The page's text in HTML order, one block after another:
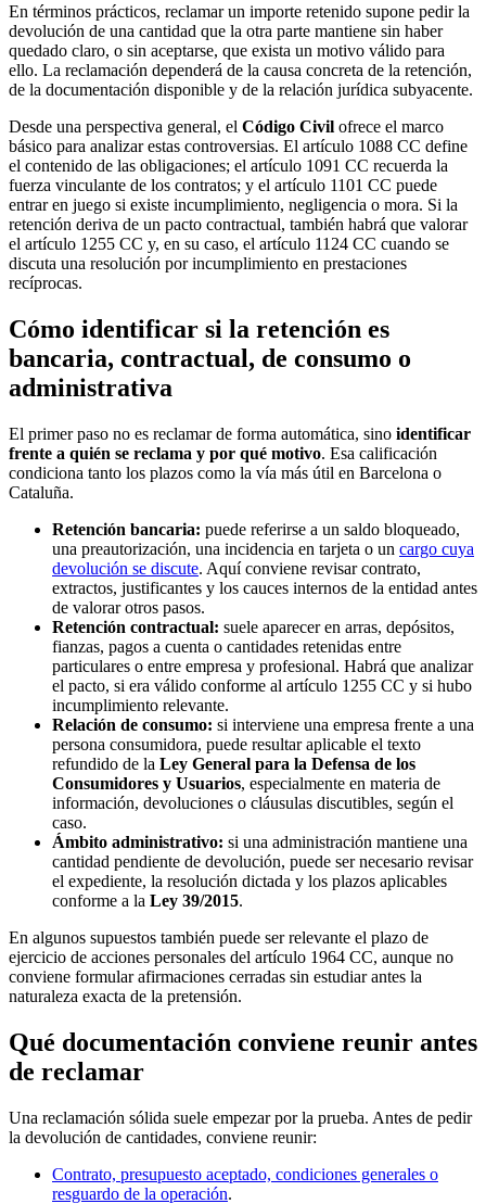
En términos prácticos, reclamar un importe retenido supone pedir la
devolución de una cantidad que la otra parte mantiene sin haber
quedado claro, o sin aceptarse, que exista un motivo válido para
ello. La reclamación dependerá de la causa concreta de la retención,
de la documentación disponible y de la relación jurídica subyacente.
Desde una perspectiva general, el Código Civil ofrece el marco
básico para analizar estas controversias. El artículo 1088 CC define
el contenido de las obligaciones; el artículo 1091 CC recuerda la
fuerza vinculante de los contratos; y el artículo 1101 CC puede
entrar en juego si existe incumplimiento, negligencia o mora. Si la
retención deriva de un pacto contractual, también habrá que valorar
el artículo 1255 CC y, en su caso, el artículo 1124 CC cuando se
discuta una resolución por incumplimiento en prestaciones
recíprocas.
Cómo identificar si la retención es
bancaria, contractual, de consumo o
administrativa
El primer paso no es reclamar de forma automática, sino identificar
frente a quién se reclama y por qué motivo. Esa calificación
condiciona tanto los plazos como la vía más útil en Barcelona o
Cataluña.
Retención bancaria: puede referirse a un saldo bloqueado,
una preautorización, una incidencia en tarjeta o un cargo cuya
devolución se discute. Aquí conviene revisar contrato,
extractos, justificantes y los cauces internos de la entidad antes
de valorar otros pasos.
Retención contractual: suele aparecer en arras, depósitos,
fianzas, pagos a cuenta o cantidades retenidas entre
particulares o entre empresa y profesional. Habrá que analizar
el pacto, si era válido conforme al artículo 1255 CC y si hubo
incumplimiento relevante.
Relación de consumo: si interviene una empresa frente a una
persona consumidora, puede resultar aplicable el texto
refundido de la Ley General para la Defensa de los
Consumidores y Usuarios, especialmente en materia de
información, devoluciones o cláusulas discutibles, según el
caso.
Ámbito administrativo: si una administración mantiene una
cantidad pendiente de devolución, puede ser necesario revisar
el expediente, la resolución dictada y los plazos aplicables
conforme a la Ley 39/2015.
En algunos supuestos también puede ser relevante el plazo de
ejercicio de acciones personales del artículo 1964 CC, aunque no
conviene formular afirmaciones cerradas sin estudiar antes la
naturaleza exacta de la pretensión.
Qué documentación conviene reunir antes
de reclamar
Una reclamación sólida suele empezar por la prueba. Antes de pedir
la devolución de cantidades, conviene reunir:
Contrato, presupuesto aceptado, condiciones generales o
resguardo de la operación.